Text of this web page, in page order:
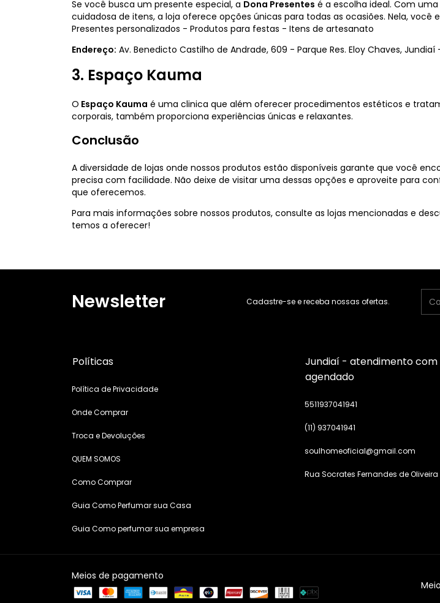
Se você busca um presente especial, a Dona Presentes é a escolha ideal. Com
cuidadosa de itens, a loja oferece opções únicas para todas as ocasiões. Nela, você
Presentes personalizados - Produtos para festas - Itens de artesanato
Endereço: Av. Benedicto Castilho de Andrade, 609 - Parque Res. Eloy Chaves, Jundiaí -
3. Espaço Kauma
O Espaço Kauma é uma clinica que além oferecer procedimentos estéticos e
corporais, também proporciona experiências únicas e relaxantes.
Conclusão
A diversidade de lojas onde nossos produtos estão disponíveis garante que você
precisa com facilidade. Não deixe de visitar uma dessas opções e aproveite para
que oferecemos.
Para mais informações sobre nossos produtos, consulte as lojas mencionadas e
temos a oferecer!
Newsletter Cadastre-se e receba nossas ofertas.
Políticas
Política de Privacidade
Onde Comprar
Troca e Devoluções
QUEM SOMOS
Como Comprar
Guia Como Perfumar sua Casa
Guia Como perfumar sua empresa
Jundiaí - atendimento
agendado
5511937041941
(11) 937041941
soulhomeoficial@gmail.com
Rua Socrates Fernandes de Oliveira
Meios de pagamento